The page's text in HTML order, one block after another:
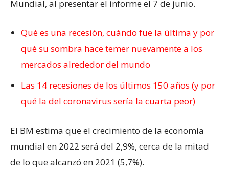
Mundial, al presentar el informe el 7 de junio.
Qué es una recesión, cuándo fue la última y por
qué su sombra hace temer nuevamente a los
mercados alrededor del mundo
Las 14 recesiones de los últimos 150 años (y por
qué la del coronavirus sería la cuarta peor)
El BM estima que el crecimiento de la economía
mundial en 2022 será del 2,9%, cerca de la mitad
de lo que alcanzó en 2021 (5,7%).